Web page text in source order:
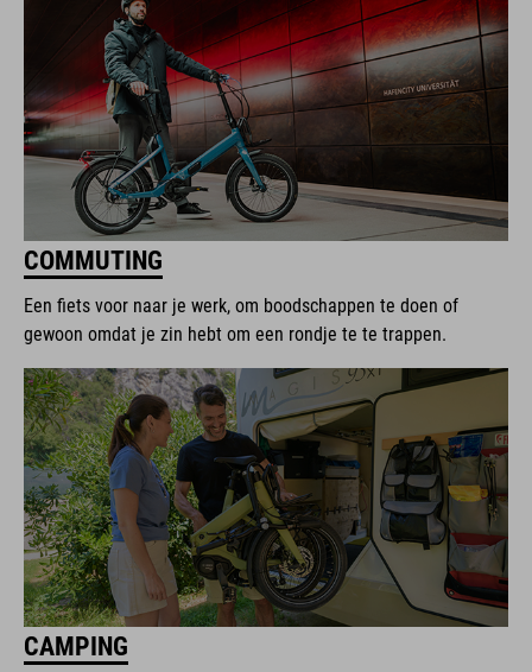
COMMUTING
Een fiets voor naar je werk, om boodschappen te doen of
gewoon omdat je zin hebt om een rondje te te trappen.
CAMPING